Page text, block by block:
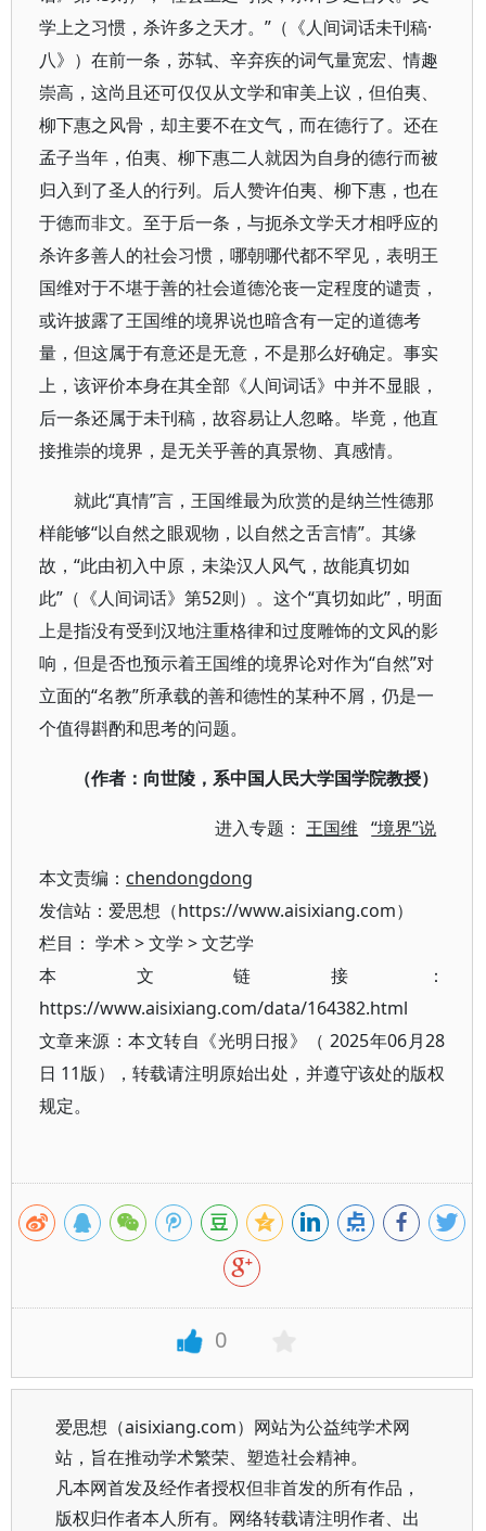
学上之习惯，杀许多之天才。”（《人间词话未刊稿·
八》）在前一条，苏轼、辛弃疾的词气量宽宏、情趣
崇高，这尚且还可仅仅从文学和审美上议，但伯夷、
柳下惠之风骨，却主要不在文气，而在德行了。还在
孟子当年，伯夷、柳下惠二人就因为自身的德行而被
归入到了圣人的行列。后人赞许伯夷、柳下惠，也在
于德而非文。至于后一条，与扼杀文学天才相呼应的
杀许多善人的社会习惯，哪朝哪代都不罕见，表明王
国维对于不堪于善的社会道德沦丧一定程度的谴责，
或许披露了王国维的境界说也暗含有一定的道德考
量，但这属于有意还是无意，不是那么好确定。事实
上，该评价本身在其全部《人间词话》中并不显眼，
后一条还属于未刊稿，故容易让人忽略。毕竟，他直
接推崇的境界，是无关乎善的真景物、真感情。
就此“真情”言，王国维最为欣赏的是纳兰性德那
样能够“以自然之眼观物，以自然之舌言情”。其缘
故，“此由初入中原，未染汉人风气，故能真切如
此”（《人间词话》第52则）。这个“真切如此”，明面
上是指没有受到汉地注重格律和过度雕饰的文风的影
响，但是否也预示着王国维的境界论对作为“自然”对
立面的“名教”所承载的善和德性的某种不屑，仍是一
个值得斟酌和思考的问题。
（作者：向世陵，系中国人民大学国学院教授）
进入专题：王国维 “境界”说
本文责编： chendongdong
发信站：爱思想（https://www.aisixiang.com）
栏目： 学术>文学 >文艺学
本文链接：
https://www.aisixiang.com/data/164382.html
文章来源：本文转自《光明日报》（ 2025年06月28
日 11版），转载请注明原始出处，并遵守该处的版权
规定。
0
爱思想（aisixiang.com）网站为公益纯学术网
站，旨在推动学术繁荣、塑造社会精神。
凡本网首发及经作者授权但非首发的所有作品，
版权归作者本人所有。网络转载请注明作者、出